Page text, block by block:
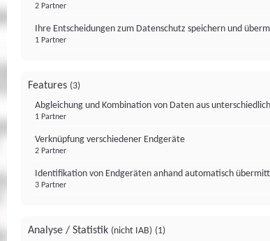
2 Partner
Ihre Entscheidungen zum Datenschutz speichern und
1 Partner
Features (3)
Abgleichung und Kombination von Daten aus
1 Partner
Verknüpfung verschiedener Endgeräte
2 Partner
Identifikation von Endgeräten anhand automatisch
3 Partner
Analyse / Statistik (nicht IAB) (1)